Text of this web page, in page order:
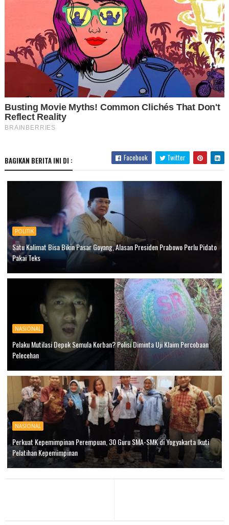
BAGIKAN BERITA INI DI : Facebook Twitter
POLITIK
Satu Kalimat Bisa Bikin Pasar Goyang, Alasan Presiden Prabowo Perlu Pidato
Pakai Teks
NASIONAL
Pelaku Mutilasi Depok Semula Korban? Polisi Diminta Uji Klaim Percobaan
Pelecehan
NASIONAL
Perkuat Kepemimpinan Perempuan, 30 Guru SMA-SMK di Yogyakarta Ikuti
Pelatihan Kepemimpinan